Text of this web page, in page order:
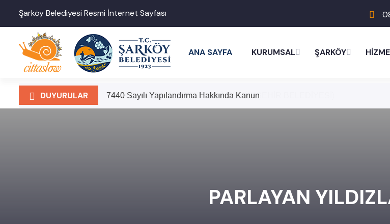
Şarköy Belediyesi Resmi İnternet Sayfası
ANA SAYFA KURUMSAL ŞARKÖY
DUYURULAR 7440 Sayılı Yapılandırma Hakkında Kanun
HALK DUYURUSU (TEKİRDAĞ BÜYÜKŞEHİR BELEDİYESİ)
PARLAYAN